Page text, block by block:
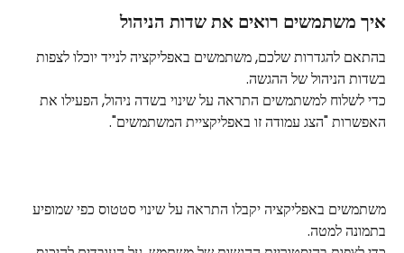
איך משתמשים רואים את שדות הניהול
בהתאם להגדרות שלכם, משתמשים באפליקציה לנייד יוכלו לצפות
בשדות הניהול של ההגשה.
כדי לשלוח למשתמשים התראה על שינוי בשדה ניהול, הפעילו את
האפשרות "הצג עמודה זו באפליקציית המשתמשים".
משתמשים באפליקציה יקבלו התראה על שינוי סטטוס כפי שמופיע
בתמונה למטה.